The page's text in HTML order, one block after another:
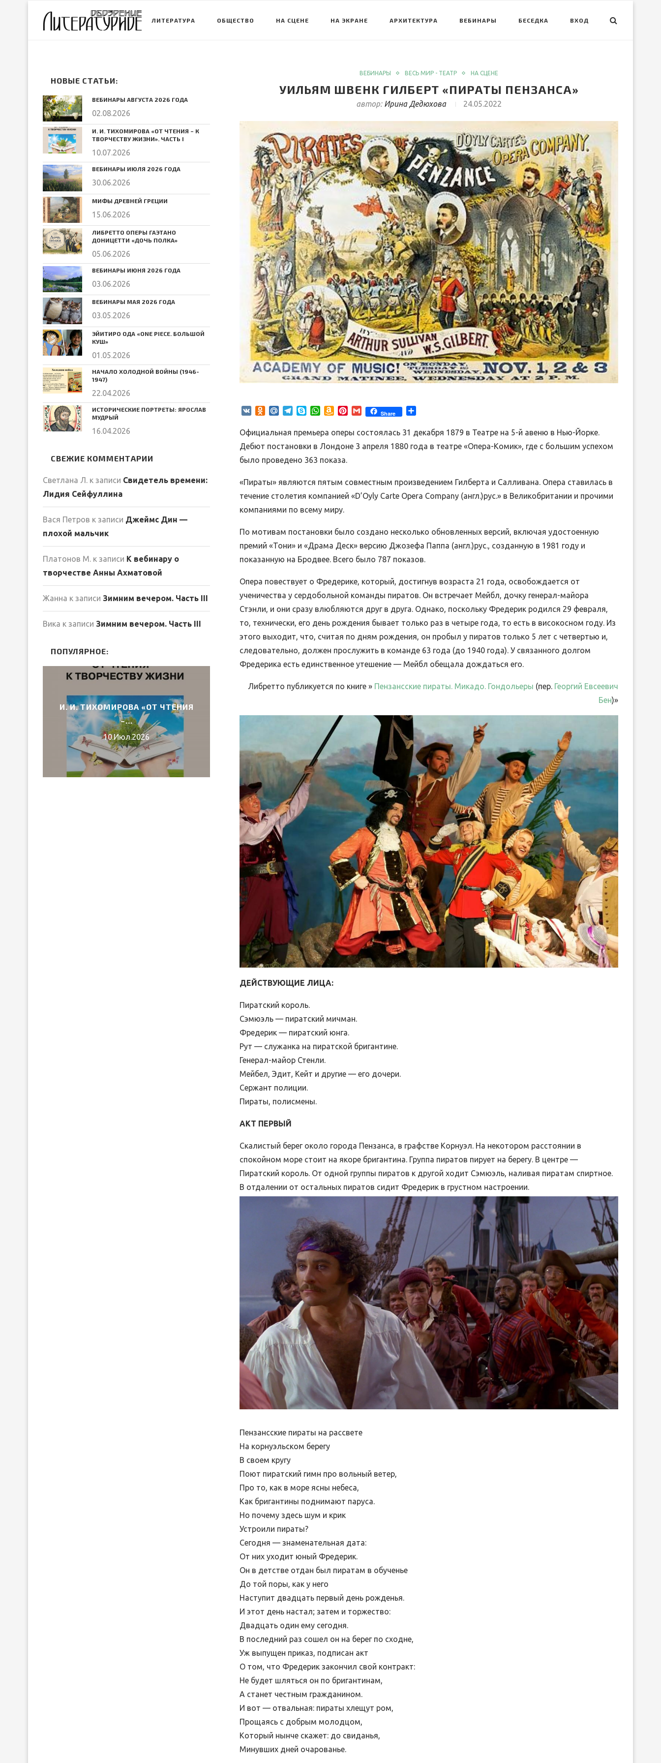
ЛИТЕРАТУРА ОБЩЕСТВО НА СЦЕНЕ НА ЭКРАНЕ АРХИТЕКТУРА ВЕБИНАРЫ БЕСЕДКА ВХОД
ВЕБИНАРЫ ВЕСЬ МИР - ТЕАТР НА СЦЕНЕ
УИЛЬЯМ ШВЕНК ГИЛБЕРТ «ПИРАТЫ ПЕНЗАНСА»
автор: Ирина Дедюхова 24.05.2022
VK Odnoklassniki
Mail.RuTelegram
SkypeWhatsApp
Amazon
List
Pinterest
GmailShare
Официальная премьера оперы состоялась 31 декабря 1879 в Театре на 5-й авеню в Нью-Йорке.
Дебют постановки в Лондоне 3 апреля 1880 года в театре «Опера-Комик», где с большим успехом
было проведено 363 показа.
«Пираты» являются пятым совместным произведением Гилберта и Салливана. Опера ставилась в
течение столетия компанией «D’Oyly Carte Opera Company (англ.)рус.» в Великобритании и прочими
компаниями по всему миру.
По мотивам постановки было создано несколько обновленных версий, включая удостоенную
премий «Тони» и «Драма Деск» версию Джозефа Паппа (англ.)рус., созданную в 1981 году и
показанную на Бродвее. Всего было 787 показов.
Опера повествует о Фредерике, который, достигнув возраста 21 года, освобождается от
ученичества у сердобольной команды пиратов. Он встречает Мейбл, дочку генерал-майора
Стэнли, и они сразу влюбляются друг в друга. Однако, поскольку Фредерик родился 29 февраля,
то, технически, его день рождения бывает только раз в четыре года, то есть в високосном году. Из
этого выходит, что, считая по дням рождения, он пробыл у пиратов только 5 лет с четвертью и,
следовательно, должен прослужить в команде 63 года (до 1940 года). У связанного долгом
Фредерика есть единственное утешение — Мейбл обещала дождаться его.
Либретто публикуется по книге » Пензансские пираты. Микадо. Гондольеры (пер. Георгий Евсеевич
Бен)»
ДЕЙСТВУЮЩИЕ ЛИЦА:
Пиратский король.
Сэмюэль — пиратский мичман.
Фредерик — пиратский юнга.
Рут — служанка на пиратской бригантине.
Генерал-майор Стенли.
Мейбел, Эдит, Кейт и другие — его дочери.
Сержант полиции.
Пираты, полисмены.
АКТ ПЕРВЫЙ
Скалистый берег около города Пензанса, в графстве Корнуэл. На некотором расстоянии в
спокойном море стоит на якоре бригантина. Группа пиратов пирует на берегу. В центре —
Пиратский король. От одной группы пиратов к другой ходит Сэмюэль, наливая пиратам спиртное.
В отдалении от остальных пиратов сидит Фредерик в грустном настроении.
Пензансские пираты на рассвете
На корнуэльском берегу
В своем кругу
Поют пиратский гимн про вольный ветер,
Про то, как в море ясны небеса,
Как бригантины поднимают паруса.
Но почему здесь шум и крик
Устроили пираты?
Сегодня — знаменательная дата:
От них уходит юный Фредерик.
Он в детстве отдан был пиратам в обученье
До той поры, как у него
Наступит двадцать первый день рожденья.
И этот день настал; затем и торжество:
Двадцать один ему сегодня.
В последний раз сошел он на берег по сходне,
Уж выпущен приказ, подписан акт
О том, что Фредерик закончил свой контракт:
Не будет шляться он по бригантинам,
А станет честным гражданином.
И вот — отвальная: пираты хлещут ром,
Прощаясь с добрым молодцом,
Который нынче скажет: до свиданья,
Минувших дней очарованье.
НОВЫЕ СТАТЬИ:
ВЕБИНАРЫ АВГУСТА 2026 ГОДА
02.08.2026
И. И. ТИХОМИРОВА «ОТ ЧТЕНИЯ – К
ТВОРЧЕСТВУ ЖИЗНИ». ЧАСТЬ I
10.07.2026
ВЕБИНАРЫ ИЮЛЯ 2026 ГОДА
30.06.2026
МИФЫ ДРЕВНЕЙ ГРЕЦИИ
15.06.2026
ЛИБРЕТТО ОПЕРЫ ГАЭТАНО
ДОНИЦЕТТИ «ДОЧЬ ПОЛКА»
05.06.2026
ВЕБИНАРЫ ИЮНЯ 2026 ГОДА
03.06.2026
ВЕБИНАРЫ МАЯ 2026 ГОДА
03.05.2026
ЭЙИТИРО ОДА «ONE PIECE. БОЛЬШОЙ
КУШ»
01.05.2026
НАЧАЛО ХОЛОДНОЙ ВОЙНЫ (1946-
1947)
22.04.2026
ИСТОРИЧЕСКИЕ ПОРТРЕТЫ: ЯРОСЛАВ
МУДРЫЙ
16.04.2026
СВЕЖИЕ КОММЕНТАРИИ
Светлана Л. к записи Свидетель времени:
Лидия Сейфуллина
Вася Петров к записи Джеймс Дин —
плохой мальчик
Платонов М. к записи К вебинару о
творчестве Анны Ахматовой
Жанна к записи Зимним вечером. Часть III
Вика к записи Зимним вечером. Часть III
ПОПУЛЯРНОЕ:
И. И. ТИХОМИРОВА «ОТ ЧТЕНИЯ
–...
10.Июл.2026
ВЕБИНАРЫ ИЮЛЯ 2026 ГОДА МИФЫ ДРЕВНЕЙ ГРЕЦИИ
15.Июн.2026
ЛИБРЕТТО ОПЕРЫ